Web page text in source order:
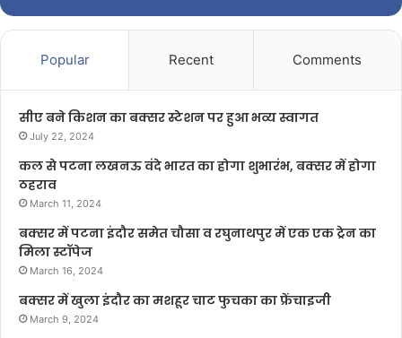
Popular Recent Comments
सीए बने किशन का बक्सर स्टेशन पर हुआ भव्य स्वागत
July 22, 2024
कल से पटना लखनऊ वंदे भारत का होगा शुभारंभ, बक्सर में होगा
ठहराव
March 11, 2024
बक्सर में पटना इंदौर समेत चौसा व रघुनाथपुर में एक एक ट्रेन का
मिला स्टॉपेज
March 16, 2024
बक्सर में खुला इंदौर का मशहूर चाट फुचका का फ्रेंचाइजी
March 9, 2024